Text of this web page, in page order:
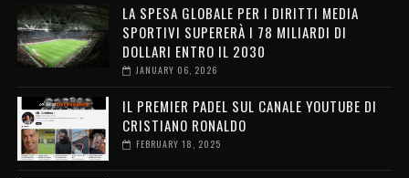
LA SPESA GLOBALE PER I DIRITTI MEDIA
SPORTIVI SUPERERÀ I 78 MILIARDI DI
DOLLARI ENTRO IL 2030
JANUARY 06, 2026
IL PREMIER PADEL SUL CANALE YOUTUBE DI
CRISTIANO RONALDO
FEBRUARY 18, 2025